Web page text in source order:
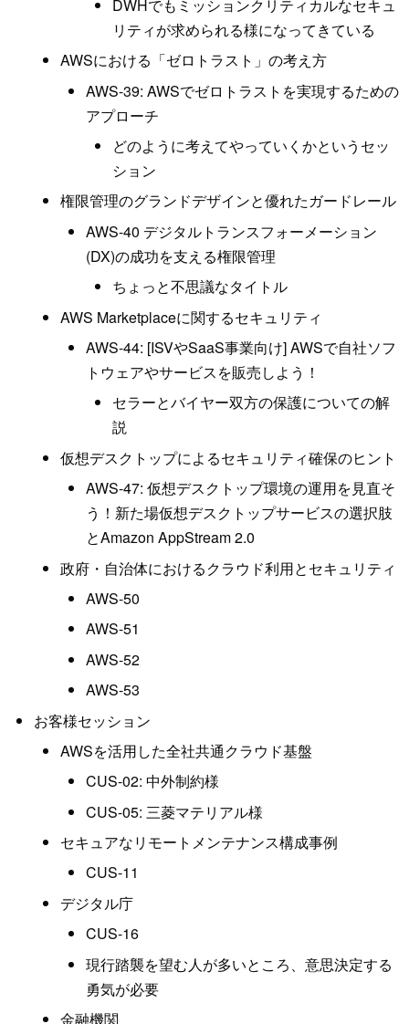
DWHでもミッションクリティカルなセキュ
リティが求められる様になってきている
AWSにおける「ゼロトラスト」の考え方
AWS-39: AWSでゼロトラストを実現するための
アプローチ
どのように考えてやっていくかというセッ
ション
権限管理のグランドデザインと優れたガードレール
AWS-40 デジタルトランスフォーメーション
(DX)の成功を支える権限管理
ちょっと不思議なタイトル
AWS Marketplaceに関するセキュリティ
AWS-44: [ISVやSaaS事業向け] AWSで自社ソフ
トウェアやサービスを販売しよう！
セラーとバイヤー双方の保護についての解
説
仮想デスクトップによるセキュリティ確保のヒント
AWS-47: 仮想デスクトップ環境の運用を見直そ
う！新た場仮想デスクトップサービスの選択肢
とAmazon AppStream 2.0
政府・自治体におけるクラウド利用とセキュリティ
AWS-50
AWS-51
AWS-52
AWS-53
お客様セッション
AWSを活用した全社共通クラウド基盤
CUS-02: 中外制約様
CUS-05: 三菱マテリアル様
セキュアなリモートメンテナンス構成事例
CUS-11
デジタル庁
CUS-16
現行踏襲を望む人が多いところ、意思決定する
勇気が必要
金融機関